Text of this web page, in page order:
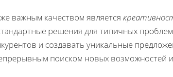
важным качеством является
решения для типичных
и создавать уникальные
поиском новых возможностей